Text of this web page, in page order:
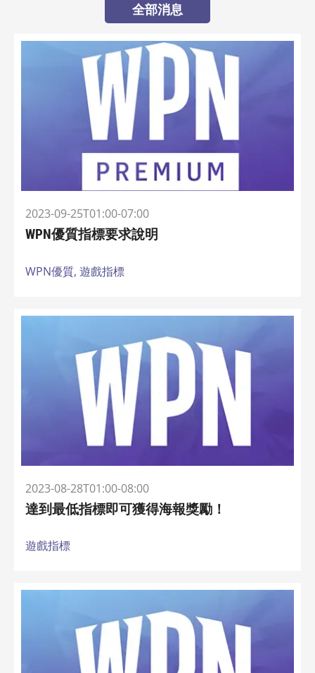
全部消息
2023-09-25T01:00-07:00
WPN優質指標要求說明
WPN優質, 遊戲指標
2023-08-28T01:00-08:00
達到最低指標即可獲得海報獎勵！
遊戲指標